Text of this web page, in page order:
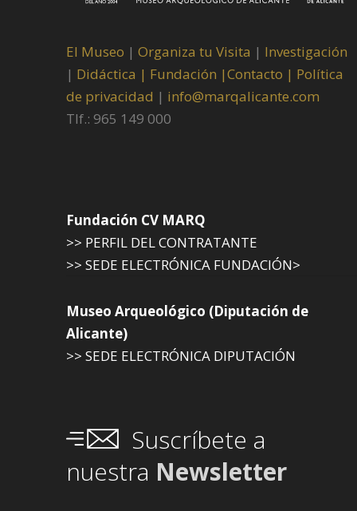
El Museo | Organiza tu Visita | Investigación
| Didáctica | Fundación |Contacto | Política
de privacidad | info@marqalicante.com
Tlf.: 965 149 000
Fundación CV MARQ
>> PERFIL DEL CONTRATANTE
>> SEDE ELECTRÓNICA FUNDACIÓN>
Museo Arqueológico (Diputación de
Alicante)
>> SEDE ELECTRÓNICA DIPUTACIÓN
Suscríbete a
nuestra Newsletter